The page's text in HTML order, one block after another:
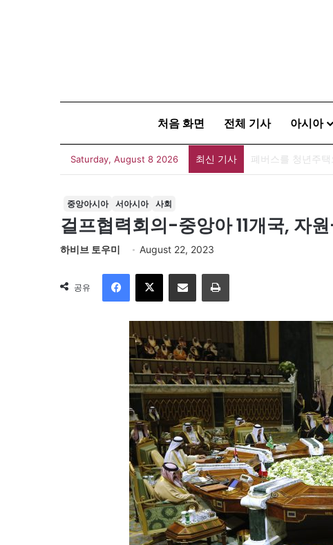
처음 화면 전체 기사 아시아
Saturday, August 8 2026 최신 기사 폐버스를 청년주
중앙아시아 서아시아 사회
걸프협력회의-중앙아 11개국, 자
하비브 토우미 August 22, 2023
공유
이메일